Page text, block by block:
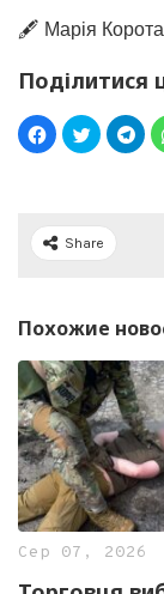
🖋️ Марія
Поділитися
Share
Похожие
Сер 07, 2026